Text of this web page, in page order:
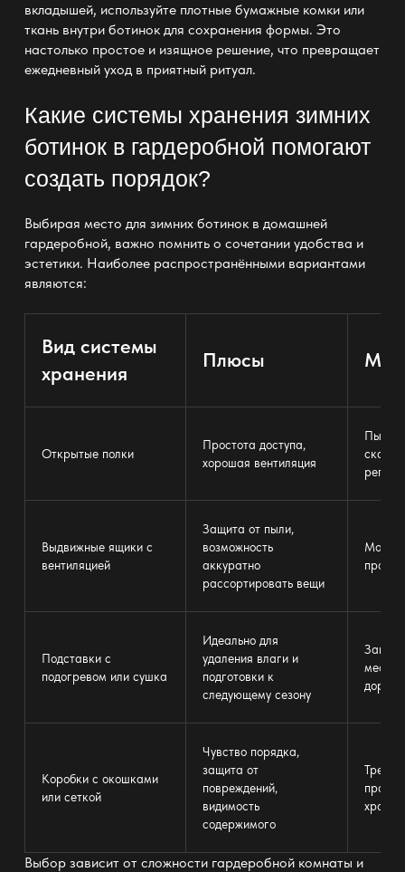
вкладышей, используйте плотные бумажные комки или
тканьвнутри ботинок для сохранения формы. Это
настолько простое и изящное решение, что превращает
ежедневный уход в приятный ритуал.
Какие системы хранения зимних
ботинок в гардеробной помогают
создать порядок?
Выбирая место для зимних ботинок в домашней
гардеробной, важно помнить о сочетании удобства и
эстетики. Наиболее распространёнными вариантами
являются:
Вид системы
хранения
Плюсы
Открытые полки
Простота доступа,
хорошая вентиляция
Пыль
Выдвижные ящикис
вентиляцией
Защита от пыли,
возможность
аккуратно
рассортировать вещи
Можно
Подставки с
подогревом или сушка
Идеально для
удаления влаги и
подготовки к
следующему сезону
места,
Коробки с окошками
или сеткой
Чувство порядка,
защита от
повреждений,
видимость
содержимого
Выбор зависит от сложности гардеробной комнаты и